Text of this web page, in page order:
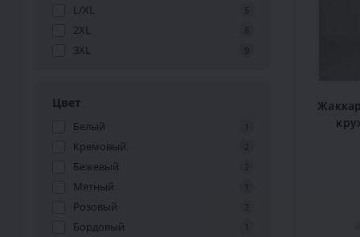
L/XL 5
2XL 8
3XL 9
Цвет
Белый 1
Кремовый 2
Бежевый 2
Мятный 1
Розовый 2
Бордовый 1